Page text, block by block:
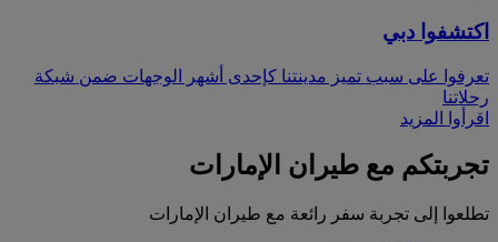
اكتشفوا دبي
تعرفوا على سبب تميز مدينتنا كإحدى أشهر الوجهات ضمن شبكة
رحلاتنا
اقرأوا المزيد
تجربتكم مع طيران الإمارات
تطلعوا إلى تجربة سفر رائعة مع طيران الإمارات